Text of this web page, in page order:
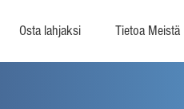
Osta lahjaksi Tietoa Meistä